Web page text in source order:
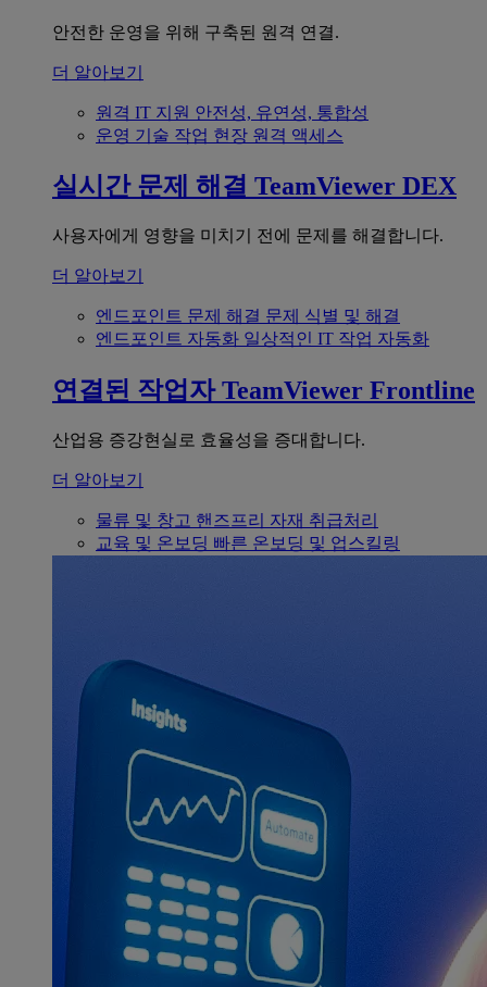
안전한 운영을 위해 구축된 원격 연결.
더 알아보기
원격 IT 지원 안전성, 유연성, 통합성
운영 기술 작업 현장 원격 액세스
실시간 문제 해결 TeamViewer DEX
사용자에게 영향을 미치기 전에 문제를 해결합니다.
더 알아보기
엔드포인트 문제 해결 문제 식별 및 해결
엔드포인트 자동화 일상적인 IT 작업 자동화
연결된 작업자 TeamViewer Frontline
산업용 증강현실로 효율성을 증대합니다.
더 알아보기
물류 및 창고 핸즈프리 자재 취급처리
교육 및 온보딩 빠른 온보딩 및 업스킬링